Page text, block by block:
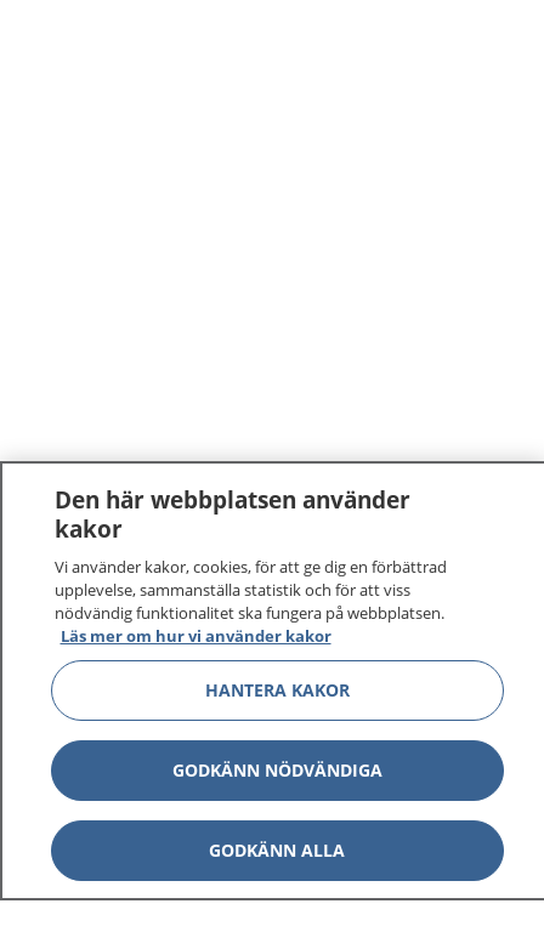
1177–tryggt om din hälsa och vård
På 1177.se får du råd om hälsa och information om
sjukdomar och vilka mottagningar du kan kontakta.
Logga in för att läsa din journal och göra dina
vårdärenden. Ring telefonnummer 1177 för
sjukvårdsrådgivning dygnet runt.
1177 ger dig råd när du vill må bättre.
Den här webbplatsen använder
kakor
Vi använder kakor, cookies, för att ge dig en förbättrad
upplevelse, sammanställa statistik och för att viss
nödvändig funktionalitet ska fungera på webbplatsen.
Läs mer om hur vi använder kakor
HANTERA KAKOR
GODKÄNN NÖDVÄNDIGA
GODKÄNN ALLA